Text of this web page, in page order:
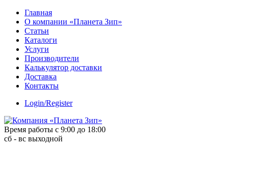
Skip
content
Главная
О компании «Планета Зип»
Статьи
Каталоги
Услуги
Производители
Калькулятор доставки
Доставка
Контакты
Login/Register
Время работы с 9:00 до 18:00
сб - вс выходной